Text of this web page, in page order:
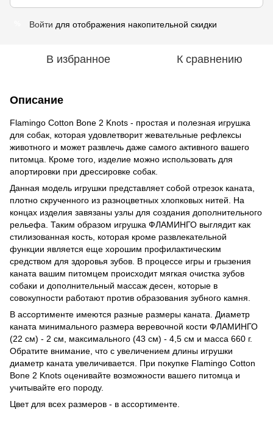
Войти для отображения накопительной скидки
В избранное К сравнению
Описание
Flamingo Cotton Bone 2 Knots - простая и полезная игрушка
для собак, которая удовлетворит жевательные рефлексы
животного и может развлечь даже самого активного вашего
питомца. Кроме того, изделие можно использовать для
апортировки при дрессировке собак.
Данная модель игрушки представляет собой отрезок каната,
плотно скрученного из разноцветных хлопковых нитей. На
концах изделия завязаны узлы для создания дополнительного
рельефа. Таким образом игрушка ФЛАМИНГО выглядит как
стилизованная кость, которая кроме развлекательной
функции является еще хорошим профилактическим
средством для здоровья зубов. В процессе игры и грызения
каната вашим питомцем происходит мягкая очистка зубов
собаки и дополнительный массаж десен, которые в
совокупности работают против образования зубного камня.
В ассортименте имеются разные размеры каната. Диаметр
каната минимального размера веревочной кости ФЛАМИНГО
(22 см) - 2 см, максимального (43 см) - 4,5 см и масса 660 г.
Обратите внимание, что с увеличением длины игрушки
диаметр каната увеличивается. При покупке Flamingo Cotton
Bone 2 Knots оценивайте возможности вашего питомца и
учитывайте его породу.
Цвет для всех размеров - в ассортименте.